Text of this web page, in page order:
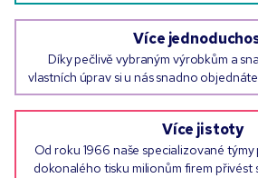
Více
Díky pečlivě vybraným výrobkům a
vlastních úprav si u nás snadno
Více jistoty
Od roku 1966 naše specializované
dokonalého tisku milionům firem přivést